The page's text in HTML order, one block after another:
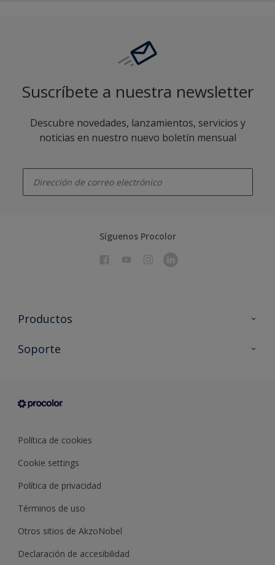
Suscríbete a nuestra newsletter
Descubre novedades, lanzamientos, servicios y
noticias en nuestro nuevo boletín mensual
Síguenos Procolor
Productos
Todos los productos
Condiciones generales de venta
Soporte
Sobre Procolor
Política de cookies
Cookie settings
Política de privacidad
Términos de uso
Otros sitios de AkzoNobel
Declaración de accesibilidad